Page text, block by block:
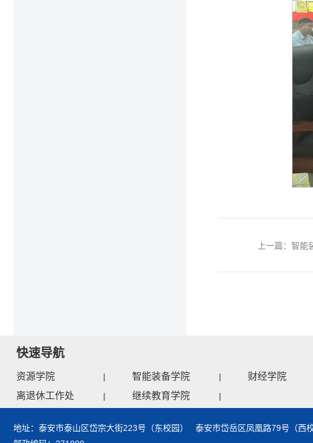
上一篇：智
快速导航
资源学院 | 智能装备学院 | 财经学院
离退休工作处
| 继续教育学院 |
地址：泰安市泰山区岱宗大街223号（东校园） 泰安市岱岳区凤凰路79号（西校